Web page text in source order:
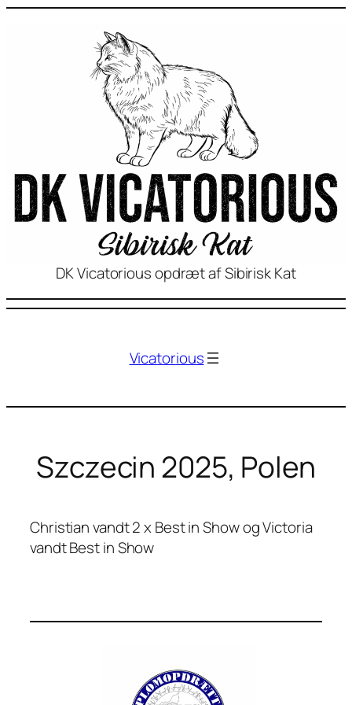
DK Vicatorious opdræt af Sibirisk Kat
Vicatorious
Szczecin 2025, Polen
Christian vandt 2 x Best in Show og Victoria
vandt Best in Show